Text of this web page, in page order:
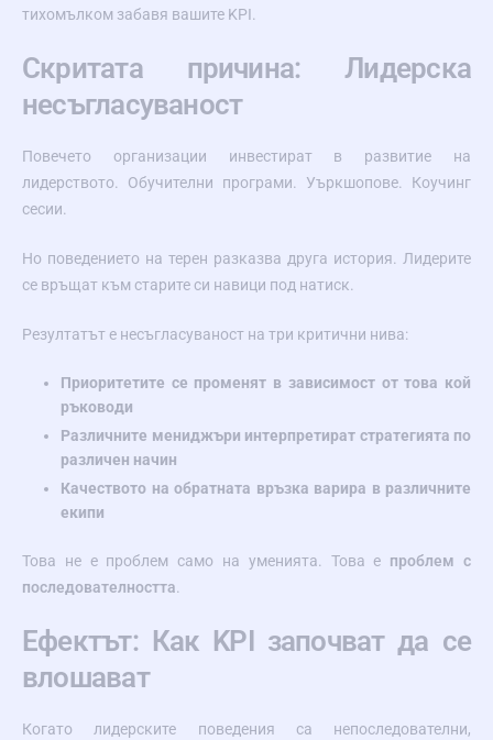
тихомълком забавя вашите KPI.
Скритата причина: Лидерска
несъгласуваност
Повечето организации инвестират в развитие на
лидерството. Обучителни програми. Уъркшопове. Коучинг
сесии.
Но поведението на терен разказва друга история. Лидерите
се връщат към старите си навици под натиск.
Резултатът е несъгласуваност на три критични нива:
Приоритетите се променят в зависимост от това кой
ръководи
Различните мениджъри интерпретират стратегията по
различен начин
Качеството на обратната връзка варира в различните
екипи
Това не е проблем само на уменията. Това е проблем с
последователността.
Ефектът: Как KPI започват да се
влошават
Когато лидерските поведения са непоследователни,